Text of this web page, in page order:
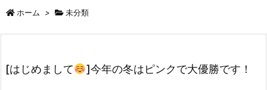
ホーム > 未分類
[はじめまして ]今年の冬はピンクで大優勝です！